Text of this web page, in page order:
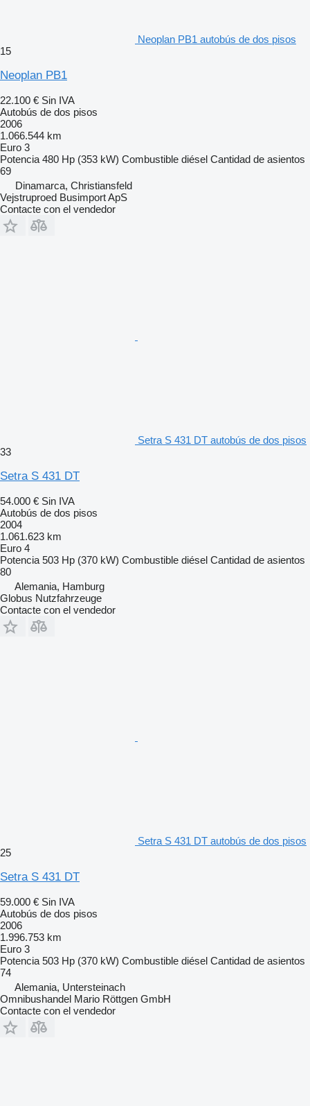
Neoplan PB1 autobús de dos pisos
15
Neoplan PB1
22.100 € Sin IVA
Autobús de dos pisos
2006
1.066.544 km
Euro 3
Potencia 480 Hp (353 kW) Combustible diésel Cantidad de asientos
69
Dinamarca, Christiansfeld
Vejstruproed Busimport ApS
Contacte con el vendedor
Setra S 431 DT autobús de dos pisos
33
Setra S 431 DT
54.000 € Sin IVA
Autobús de dos pisos
2004
1.061.623 km
Euro 4
Potencia 503 Hp (370 kW) Combustible diésel Cantidad de asientos
80
Alemania, Hamburg
Globus Nutzfahrzeuge
Contacte con el vendedor
Setra S 431 DT autobús de dos pisos
25
Setra S 431 DT
59.000 € Sin IVA
Autobús de dos pisos
2006
1.996.753 km
Euro 3
Potencia 503 Hp (370 kW) Combustible diésel Cantidad de asientos
74
Alemania, Untersteinach
Omnibushandel Mario Röttgen GmbH
Contacte con el vendedor